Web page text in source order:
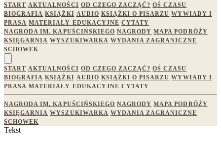
START AKTUALNOŚCI OD CZEGO ZACZĄĆ? OŚ CZASU
BIOGRAFIA KSIĄŻKI AUDIO KSIĄŻKI O PISARZU WYWIADY I
PRASA MATERIAŁY EDUKACYJNE CYTATY
NAGRODA IM. KAPUŚCIŃSKIEGO NAGRODY MAPA PODRÓŻY
KSIĘGARNIA WYSZUKIWARKA WYDANIA ZAGRANICZNE
SCHOWEK
START AKTUALNOŚCI OD CZEGO ZACZĄĆ? OŚ CZASU
BIOGRAFIA KSIĄŻKI AUDIO KSIĄŻKI O PISARZU WYWIADY I
PRASA MATERIAŁY EDUKACYJNE CYTATY
NAGRODA IM. KAPUŚCIŃSKIEGO NAGRODY MAPA PODRÓŻY
KSIĘGARNIA WYSZUKIWARKA WYDANIA ZAGRANICZNE
SCHOWEK
Tekst